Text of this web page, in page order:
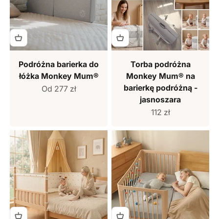
Podróżna barierka do
łóżka Monkey Mum®
Cena sprzedaży
Od 277 zł
Torba podróżna
Monkey Mum® na
barierkę podróżną -
jasnoszara
Cena sprzedaży
112 zł